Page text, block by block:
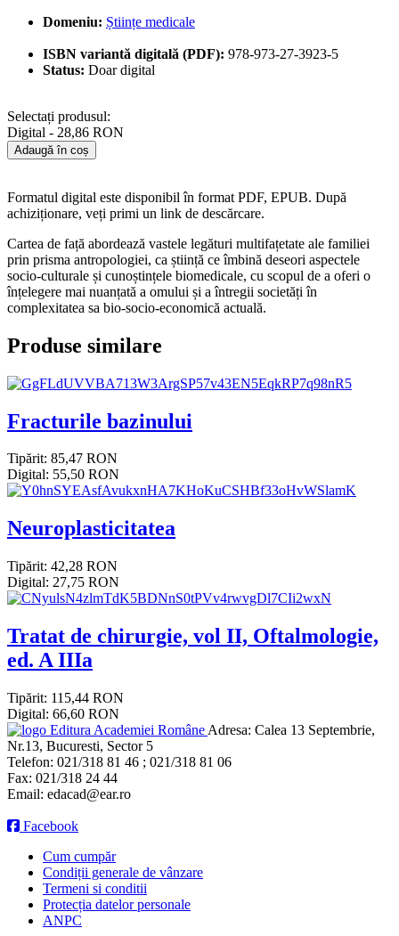
Domeniu: Științe medicale
ISBN variantă digitală (PDF): 978-973-27-3923-5
Status: Doar digital
Selectați produsul:
Digital - 28,86 RON
Adaugă în coș
Formatul digital este disponibil în format PDF, EPUB. După
achiziționare, veți primi un link de descărcare.
Cartea de față abordează vastele legături multifațetate ale familiei
prin prisma antropologiei, ca știință ce îmbină deseori aspectele
socio-culturale și cunoștințele biomedicale, cu scopul de a oferi o
înțelegere mai nuanțată a omului și a întregii societăți în
complexitatea sa bio-socio-economică actuală.
Produse similare
Fracturile bazinului
Tipărit: 85,47 RON
Digital: 55,50 RON
Neuroplasticitatea
Tipărit: 42,28 RON
Digital: 27,75 RON
Tratat de chirurgie, vol II, Oftalmologie,
ed. A IIIa
Tipărit: 115,44 RON
Digital: 66,60 RON
Editura Academiei Române Adresa: Calea 13 Septembrie,
Nr.13, Bucuresti, Sector 5
Telefon: 021/318 81 46 ; 021/318 81 06
Fax: 021/318 24 44
Email: edacad@ear.ro
Facebook
Cum cumpăr
Condiții generale de vânzare
Termeni si conditii
Protecția datelor personale
ANPC